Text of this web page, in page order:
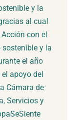
y la
al cual
con el
y la
el año
apoyo del
Cámara de
Servicios y